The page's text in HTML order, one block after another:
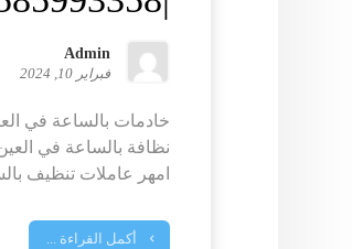
Admin
فبراير 10, 2024
خادمات بالساعة في
نظافة بالساعة في
امهر عاملات تنظيف
أكمل القراءة ...